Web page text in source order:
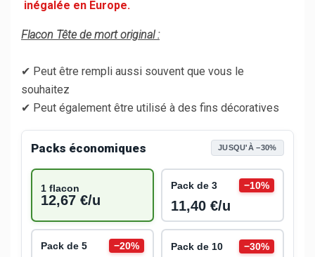
inégalée en Europe.
Flacon Tête de mort original :
✔ Peut être rempli aussi souvent que vous le
souhaitez
✔ Peut également être utilisé à des fins décoratives
Packs économiques JUSQU'À −30%
1 flacon
12,67 €/u
Pack de 3 −10%
11,40 €/u
Pack de 5 −20% Pack de 10 −30%